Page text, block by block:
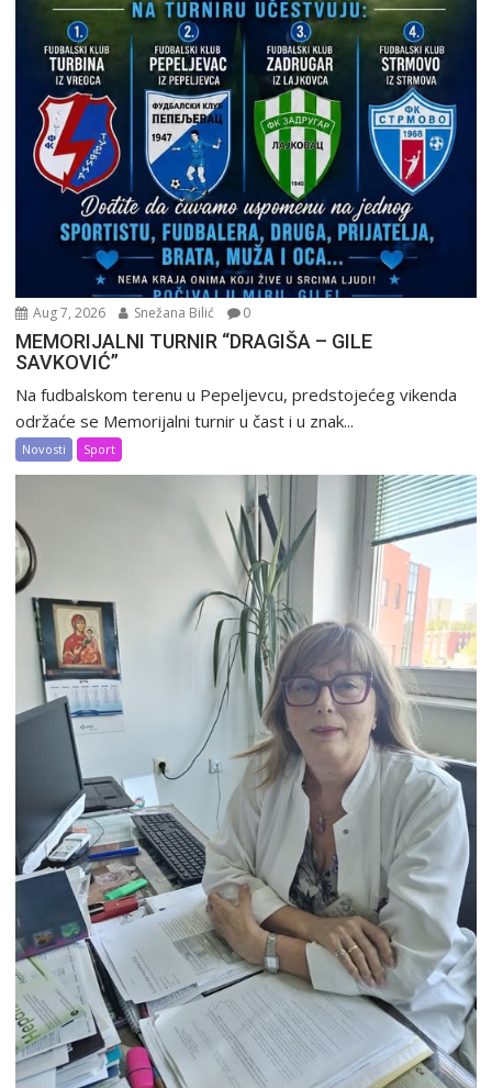
Aug 7, 2026 Snežana Bilić 0
MEMORIJALNI TURNIR “DRAGIŠA – GILE
SAVKOVIĆ”
Na fudbalskom terenu u Pepeljevcu, predstojećeg vikenda
održaće se Memorijalni turnir u čast i u znak...
Novosti Sport